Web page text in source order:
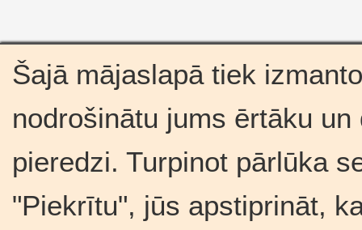
Šajā mājaslapā tiek
nodrošinātu jums ērtāku
pieredzi. Turpinot pārlūka
"Piekrītu", jūs apstiprināt,